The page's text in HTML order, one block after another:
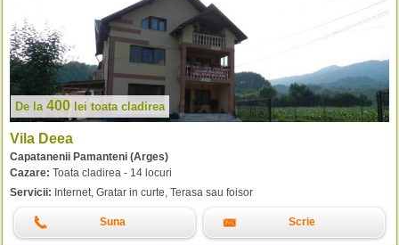
De la 400lei toata cladirea
Vila Deea
Capatanenii Pamanteni (Arges)
Cazare: Toata cladirea - 14 locuri
Servicii: Internet, Gratar in curte, Terasa sau foisor
Suna Scrie